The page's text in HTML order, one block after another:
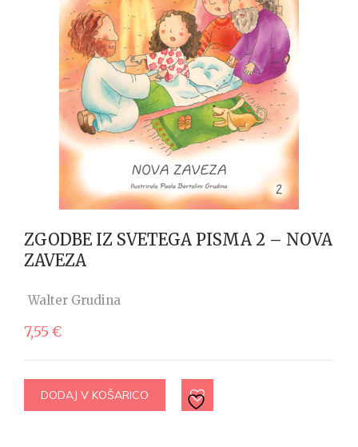
ZGODBE IZ SVETEGA PISMA 2 – NOVA
ZAVEZA
Walter Grudina
7,55 €
DODAJ V KOŠARICO